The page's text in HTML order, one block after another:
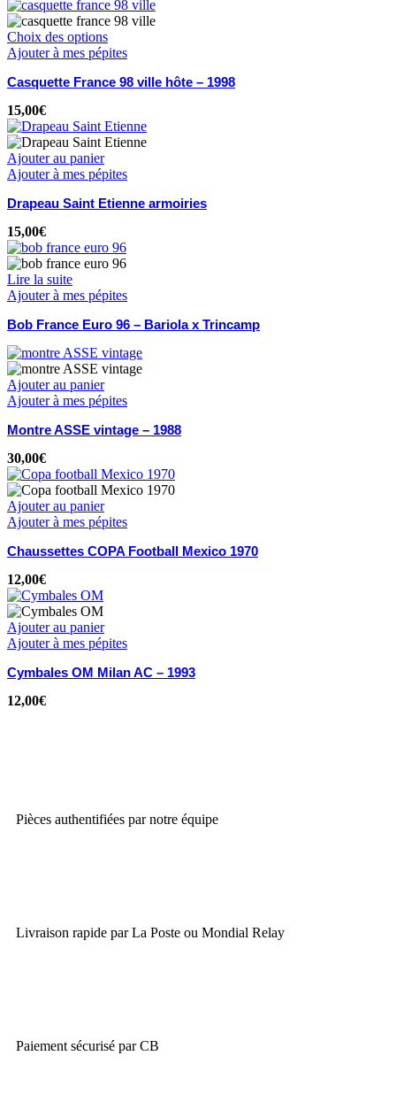
Choix des options
Ajouter à mes pépites
Casquette France 98 ville hôte – 1998
15,00€
Ajouter au panier
Ajouter à mes pépites
Drapeau Saint Etienne armoiries
15,00€
Lire la suite
Ajouter à mes pépites
Bob France Euro 96 – Bariola x Trincamp
Ajouter au panier
Ajouter à mes pépites
Montre ASSE vintage – 1988
30,00€
Ajouter au panier
Ajouter à mes pépites
Chaussettes COPA Football Mexico 1970
12,00€
Ajouter au panier
Ajouter à mes pépites
Cymbales OM Milan AC – 1993
12,00€
Pièces authentifiées par notre équipe
Livraison rapide par La Poste ou Mondial Relay
Paiement sécurisé par CB